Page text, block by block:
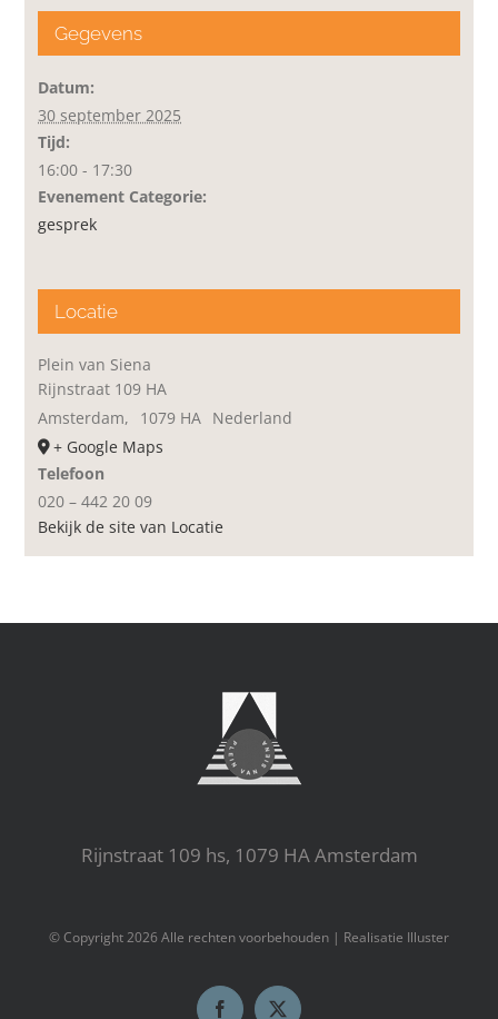
Gegevens
Datum:
30 september 2025
Tijd:
16:00 - 17:30
Evenement Categorie:
gesprek
Locatie
Plein van Siena
Rijnstraat 109 HA
Amsterdam, 1079 HA Nederland
+ Google Maps
Telefoon
020 – 442 20 09
Bekijk de site van Locatie
Rijnstraat 109 hs, 1079 HA Amsterdam
© Copyright2026 Alle rechten voorbehouden | Realisatie Illuster